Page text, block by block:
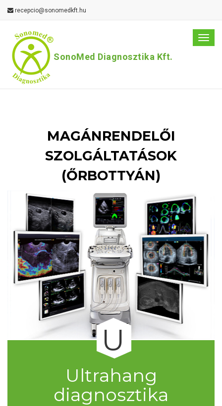
recepcio@sonomedkft.hu
Menü
SonoMed Diagnosztika Kft.
MAGÁNRENDELŐI
SZOLGÁLTATÁSOK
(ŐRBOTTYÁN)
U
Ultrahang
diagnosztika